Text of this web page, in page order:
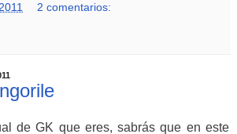
2 comentarios:
de GK que eres, sabrás que en este